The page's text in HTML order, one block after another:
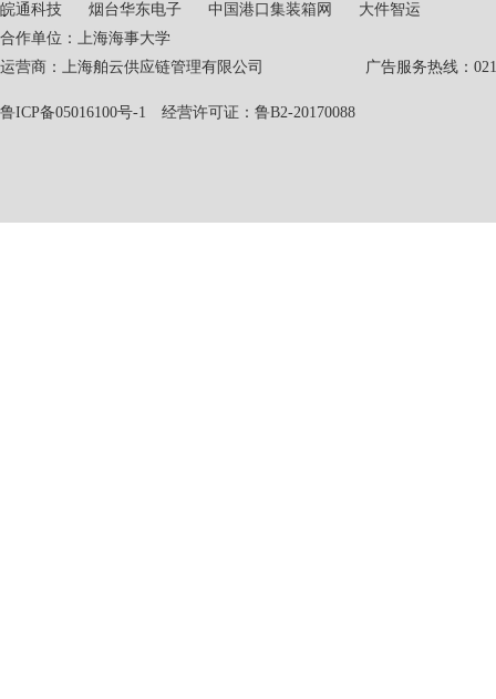
皖通科技 烟台华东电子 中国港口集装箱网
大件智运
合作单位：上海海事大学
运营商：上海舶云供应链管理有限公司 广告服务热线：021-
鲁ICP备05016100号-1 经营许可证：鲁B2-20170088